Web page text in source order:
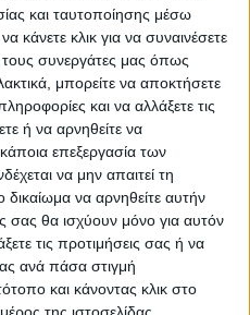
και ταυτοποίησης μέσω
κλικ για να συναινέσετε
συνεργάτες μας όπως
μπορείτε να αποκτήσετε
και να αλλάξετε τις
ή να αρνηθείτε να
επεξεργασία των
να μην απαιτεί τη
να αρνηθείτε αυτήν
σας θα ισχύουν μόνο για αυτόν
τις προτιμήσεις σας ή να
ανά πάσα στιγμή
και κάνοντας κλικ στο
της